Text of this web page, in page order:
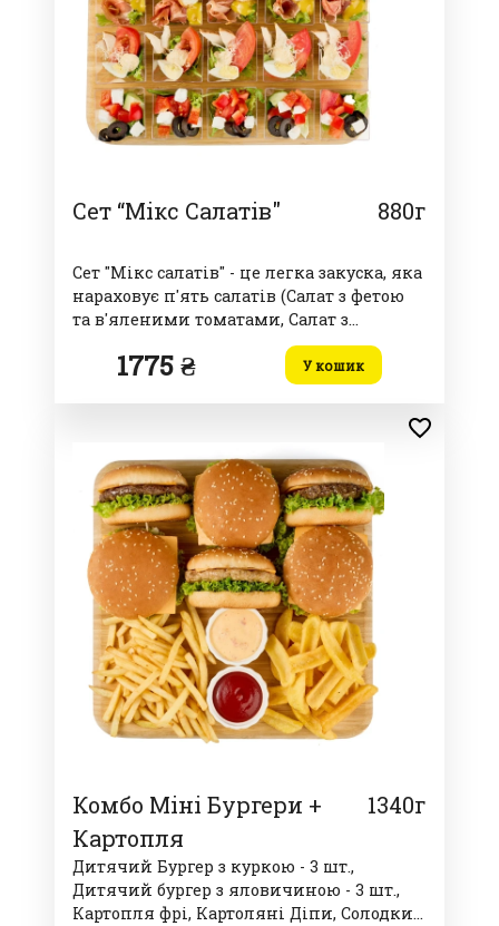
Сет “Мікс Салатів" 880г
Сет "Мікс салатів" - це легка закуска, яка
нараховує п'ять салатів (Салат з фетою
та в'яленими томатами, Салат з
креветками, Салат з прошуто та грушею,
Салат цезар з куркою, Салат грецький)
1775 ₴ У кошик
Комбо Міні Бургери +
Картопля
1340г
Дитячий Бургер з куркою - 3 шт.,
Дитячий бургер з яловичиною - 3 шт.,
Картопля фрі, Картоляні Діпи, Солодкий